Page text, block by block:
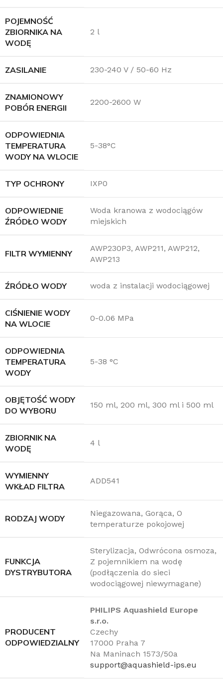
POJEMNOŚĆ
ZBIORNIKA NA
WODĘ
2 l
ZASILANIE 230-240 V / 50-60 Hz
ZNAMIONOWY
POBÓR ENERGII
2200-2600 W
ODPOWIEDNIA
TEMPERATURA
WODY NA WLOCIE
5-38°C
TYP OCHRONY IXP0
ODPOWIEDNIE
ŹRÓDŁO WODY
Woda kranowa z wodociągów
miejskich
FILTR WYMIENNY
AWP230P3, AWP211, AWP212,
AWP213
ŹRÓDŁO WODY woda z instalacji wodociągowej
CIŚNIENIE WODY
NA WLOCIE
0-0.06 MPa
ODPOWIEDNIA
TEMPERATURA
WODY
5-38 °C
OBJĘTOŚĆ WODY
DO WYBORU
150 ml, 200 ml, 300 ml i 500 ml
ZBIORNIK NA
WODĘ
4 l
WYMIENNY
WKŁAD FILTRA
ADD541
RODZAJ WODY
Niegazowana, Gorąca, O
temperaturze pokojowej
FUNKCJA
DYSTRYBUTORA
Sterylizacja, Odwrócona osmoza,
Z pojemnikiem na wodę
(podłączenia do sieci
wodociągowej niewymagane)
PRODUCENT
ODPOWIEDZIALNY
PHILIPS Aquashield Europe
s.r.o.
Czechy
17000 Praha 7
Na Maninach 1573/50a
support@aquashield-ips.eu